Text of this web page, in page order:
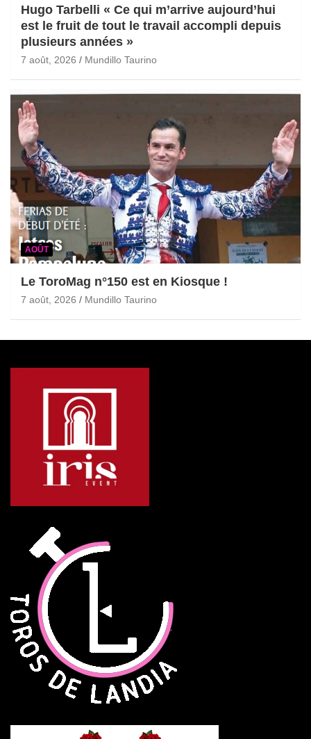
Hugo Tarbelli « Ce qui m’arrive aujourd’hui
est le fruit de tout le travail accompli depuis
plusieurs années »
7 août, 2026 Mundillo Taurino
AOÛT
Le ToroMag n°150 est en Kiosque !
7 août, 2026 Mundillo Taurino